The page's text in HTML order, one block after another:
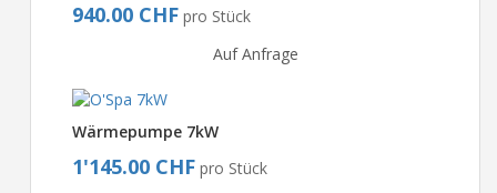
940.00 CHF pro Stück
Auf Anfrage
Wärmepumpe 7kW
1'145.00 CHF pro Stück